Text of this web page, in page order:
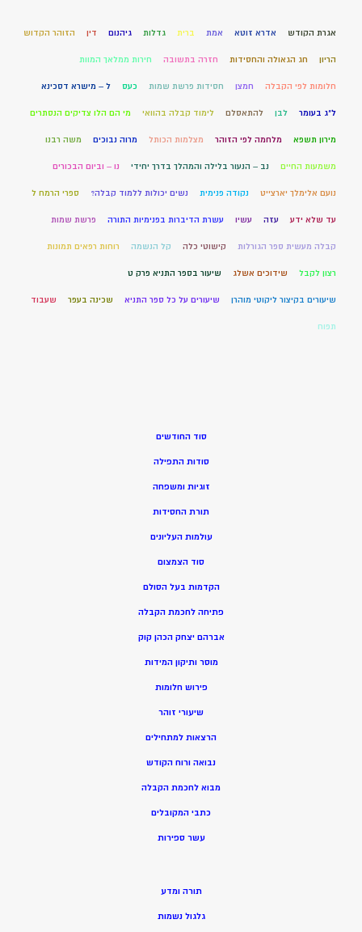
אגרת הקודש אדרא זוטא אמת ברית גדלות גיהנום דין הזוהר הקדוש
הריון חג הגאולה והחסידות חזרה בתשובה חירות ממלאך המוות
חלומות לפי הקבלה חמצן חסידות פרשת שמות כעס ל – מישרא דסכינא
ל"ג בעומר לבן להתאסלם לימוד קבלה בהוואי מי הם הלו צדיקים הנסתרים
מירון תשפא מלחמה לפי הזוהר מצלמות הכותל מרוה נבוכים משה רבנו
משמעות החיים נב – הנעור בלילה והמהלך בדרך יחידי נו – וביום הבכורים
נועם אלימלך יארצייט נקודה פנימית נשים יכולות ללמוד קבלה? ספרי הרמח ל
עד שלא ידע עזה עשיו עשרת הדיברות בפנימיות התורה פרשת שמות
קבלה מעשית ספר הגורלות קישוטי כלה קל הנשמה רוחות רפאים תמונות
רצון לקבל שידוכים אשלג שיעור בספר התניא פרק ט
שיעורים בקיצור ליקוטי מוהרן שיעורים על כל ספר התניא שכינה בעפר שעבוד
תפוח
סוד החודשים
סודות התפילה
זוגיות ומשפחה
תורת החסידות
עולמות העליונים
סוד הצמצום
הקדמות בעל הסולם
פתיחה לחכמת הקבלה
אברהם יצחק הכהן קוק
מוסר ותיקון המידות
פירוש חלומות
שיעורי זוהר
הרצאות למתחילים
נבואה ורוח הקודש
מבוא לחכמת הקבלה
כתבי המקובלים
עשר ספירות
תורה ומדע
גלגול נשמות